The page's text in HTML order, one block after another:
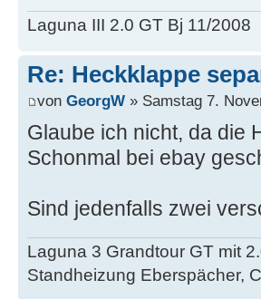
Laguna III 2.0 GT Bj 11/2008
Re: Heckklappe
von GeorgW » Samstag 7.
Glaube ich nicht, da die
Schonmal bei ebay
Sind jedenfalls zwei
Laguna 3 Grandtour GT mit
Standheizung Eberspächer,